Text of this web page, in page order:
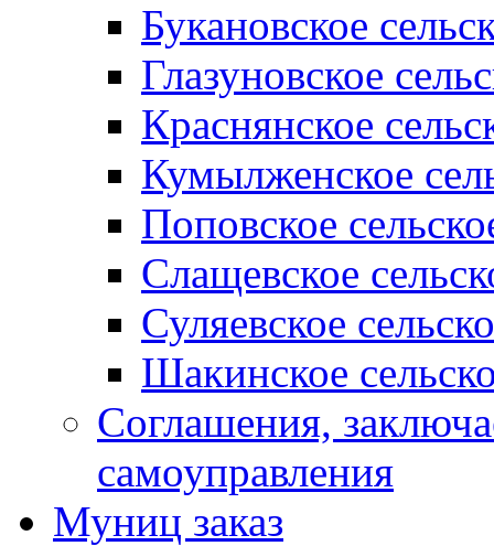
Букановское
Глазуновское
Краснянское
Кумылженское
Поповское
Слащевское
Суляевское
Шакинское
Соглашения,
самоуправления
Муниц заказ